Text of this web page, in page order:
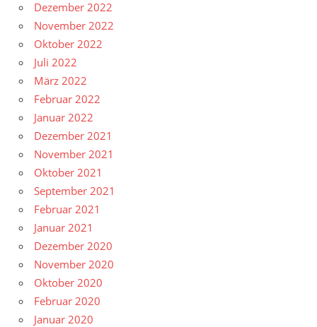
Dezember 2022
November 2022
Oktober 2022
Juli 2022
März 2022
Februar 2022
Januar 2022
Dezember 2021
November 2021
Oktober 2021
September 2021
Februar 2021
Januar 2021
Dezember 2020
November 2020
Oktober 2020
Februar 2020
Januar 2020